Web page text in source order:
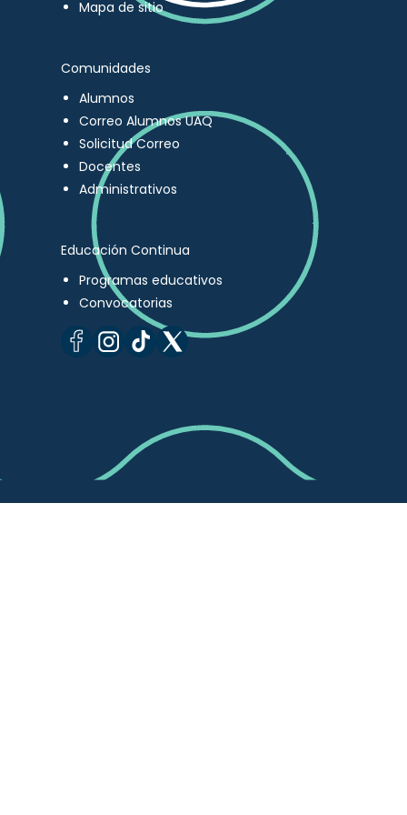
Mapa de sitio
Comunidades
Alumnos
Correo Alumnos UAQ
Solicitud Correo
Docentes
Administrativos
Educación Continua
Programas educativos
Convocatorias